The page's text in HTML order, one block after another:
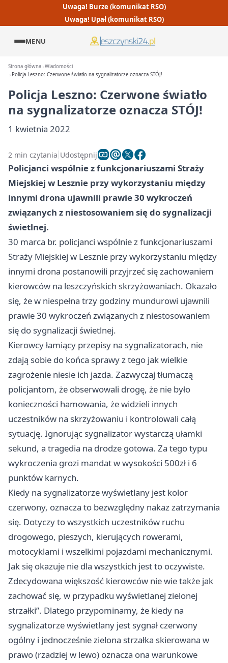
Uwaga! Burze (komunikat RSO)
Uwaga! Upał (komunikat RSO)
MENU
Strona główna Wiadomości
Policja Leszno: Czerwone światło na sygnalizatorze oznacza STÓJ!
Policja Leszno: Czerwone światło
na sygnalizatorze oznacza STÓJ!
1 kwietnia 2022
2 min czytania Udostępnij
Policjanci wspólnie z funkcjonariuszami Straży
Miejskiej w Lesznie przy wykorzystaniu między
innymi drona ujawnili prawie 30 wykroczeń
związanych z niestosowaniem się do sygnalizacji
świetlnej.
30 marca br. policjanci wspólnie z funkcjonariuszami
Straży Miejskiej w Lesznie przy wykorzystaniu między
innymi drona postanowili przyjrzeć się zachowaniem
kierowców na leszczyńskich skrzyżowaniach. Okazało
się, że w niespełna trzy godziny mundurowi ujawnili
prawie 30 wykroczeń związanych z niestosowaniem
się do sygnalizacji świetlnej.
Kierowcy łamiący przepisy na sygnalizatorach, nie
zdają sobie do końca sprawy z tego jak wielkie
zagrożenie niesie ich jazda. Zazwyczaj tłumaczą
policjantom, że obserwowali drogę, że nie było
konieczności hamowania, że widzieli innych
uczestników na skrzyżowaniu i kontrolowali całą
sytuację. Ignorując sygnalizator wystarczą ułamki
sekund, a tragedia na drodze gotowa. Za tego typu
wykroczenia grozi mandat w wysokości 500zł i 6
punktów karnych.
Kiedy na sygnalizatorze wyświetlany jest kolor
czerwony, oznacza to bezwzględny nakaz zatrzymania
się. Dotyczy to wszystkich uczestników ruchu
drogowego, pieszych, kierujących rowerami,
motocyklami i wszelkimi pojazdami mechanicznymi.
Jak się okazuje nie dla wszystkich jest to oczywiste.
Zdecydowana większość kierowców nie wie także jak
zachować się, w przypadku wyświetlanej zielonej
strzałki”. Dlatego przypominamy, że kiedy na
sygnalizatorze wyświetlany jest sygnał czerwony
ogólny i jednocześnie zielona strzałka skierowana w
prawo (rzadziej w lewo) oznacza ona warunkowe